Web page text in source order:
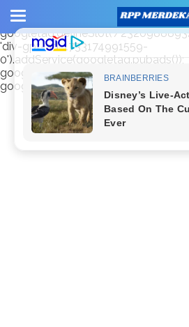
window.googletag =
googletag.cmd.push(function() {
googletag.defineSlot('/
'div-gpt-ad-1733174991559-
0').addService(googletag.pubads());
googletag.enableServices(); });